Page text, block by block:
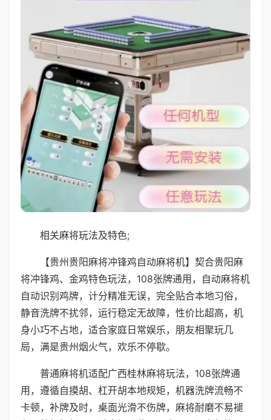
相关麻将玩法及特色;
【贵州贵阳麻将冲锋鸡自动麻将机】契合贵阳麻
将冲锋鸡、金鸡特色玩法，108张牌通用，自动麻将机
自动识别鸡牌，计分精准无误，完全贴合本地习俗，
静音洗牌不扰邻，运行稳定无故障，性价比超高，机
身小巧不占地，适合家庭日常娱乐，朋友相聚玩几
局，满是贵州烟火气，欢乐不停歇。
普通麻将机适配广西桂林麻将玩法，108张牌通
用，遵循自摸胡、杠开胡本地规矩，机器洗牌流畅不
卡顿，补牌及时，桌面光滑不伤牌，麻将耐磨不易褪